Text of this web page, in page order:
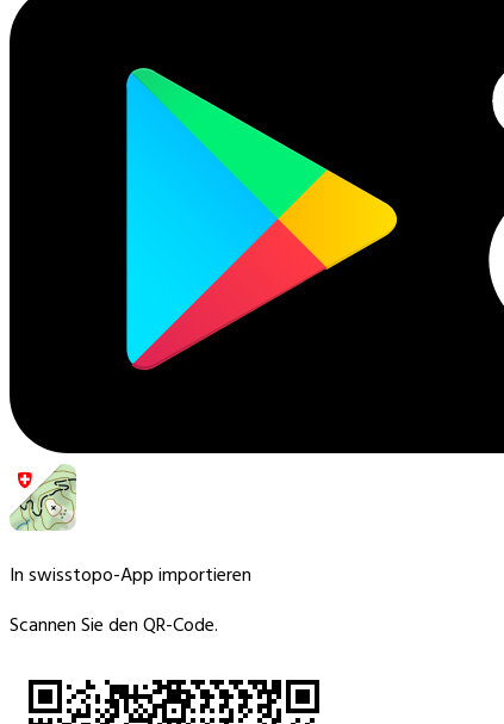
In swisstopo-App importieren
Scannen Sie den QR-Code.